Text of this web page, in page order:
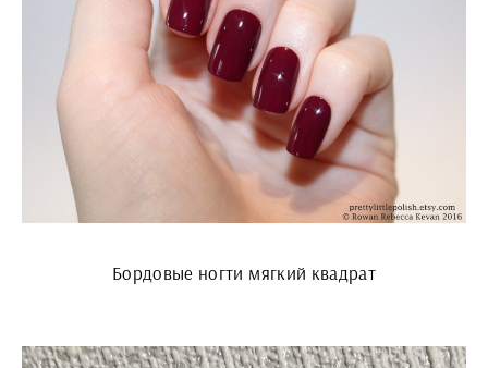
Бордовые ногти мягкий квадрат